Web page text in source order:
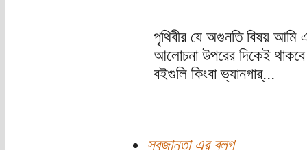
পৃথিবীর যে অগুনতি বিষয় আমি
আলোচনা উপরের দিকেই
বইগুলি কিংবা ভ্যানগার্...
সবজান্তা এর ব্লগ